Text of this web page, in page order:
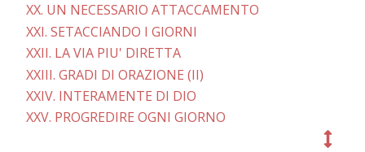
XX. UN NECESSARIO ATTACCAMENTO
XXI. SETACCIANDO I GIORNI
XXII. LA VIA PIU' DIRETTA
XXIII. GRADI DI ORAZIONE (II)
XXIV. INTERAMENTE DI DIO
XXV. PROGREDIRE OGNI GIORNO